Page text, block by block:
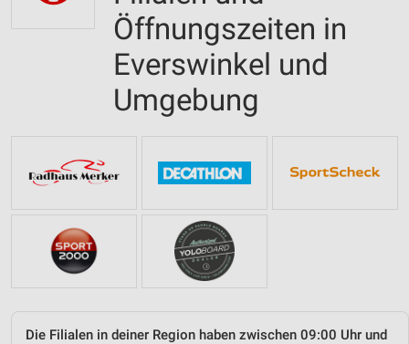
Öffnungszeiten in
Everswinkel und
Umgebung
Die Filialen in deiner Region haben zwischen 09:00 Uhr und